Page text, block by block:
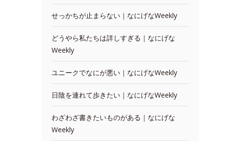
せっかちが止まらない｜なにげなWeekly
どうやら私たちは詳しすぎる｜なにげな
Weekly
ユニークでなにが悪い｜なにげなWeekly
日陰を連れて歩きたい｜なにげなWeekly
わざわざ書きたいものがある｜なにげな
Weekly